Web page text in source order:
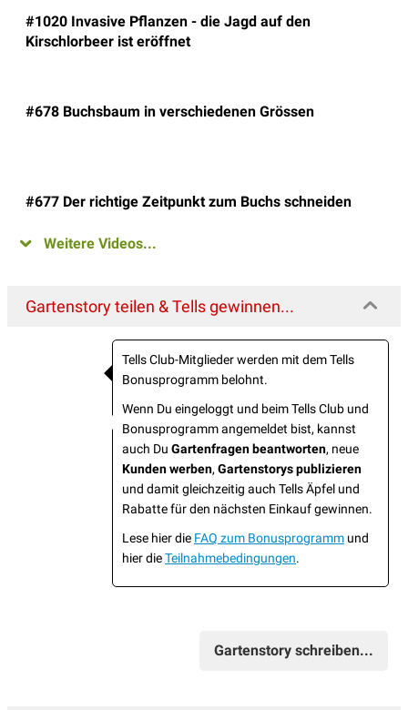
#1020 Invasive Pflanzen - die Jagd auf den
Kirschlorbeer ist eröffnet
#678 Buchsbaum in verschiedenen Grössen
#677 Der richtige Zeitpunkt zum Buchs schneiden
Weitere Videos...
Gartenstory teilen & Tells gewinnen...
Tells Club-Mitglieder werden mit dem Tells
Bonusprogramm belohnt.
Wenn Du eingeloggt und beim Tells Club und
Bonusprogramm angemeldet bist, kannst
auch Du Gartenfragen beantworten, neue
Kunden werben, Gartenstorys publizieren
und damit gleichzeitig auch Tells Äpfel und
Rabatte für den nächsten Einkauf gewinnen.
Lese hier die FAQ zum Bonusprogramm und
hier dieTeilnahmebedingungen.
Gartenstory schreiben...